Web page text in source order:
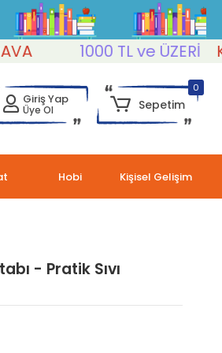
1000 TL ve ÜZERİ
Giriş Yap
Üye Ol
0
Sepetim
Hobi Kişisel Gelişim
- Pratik Sıvı